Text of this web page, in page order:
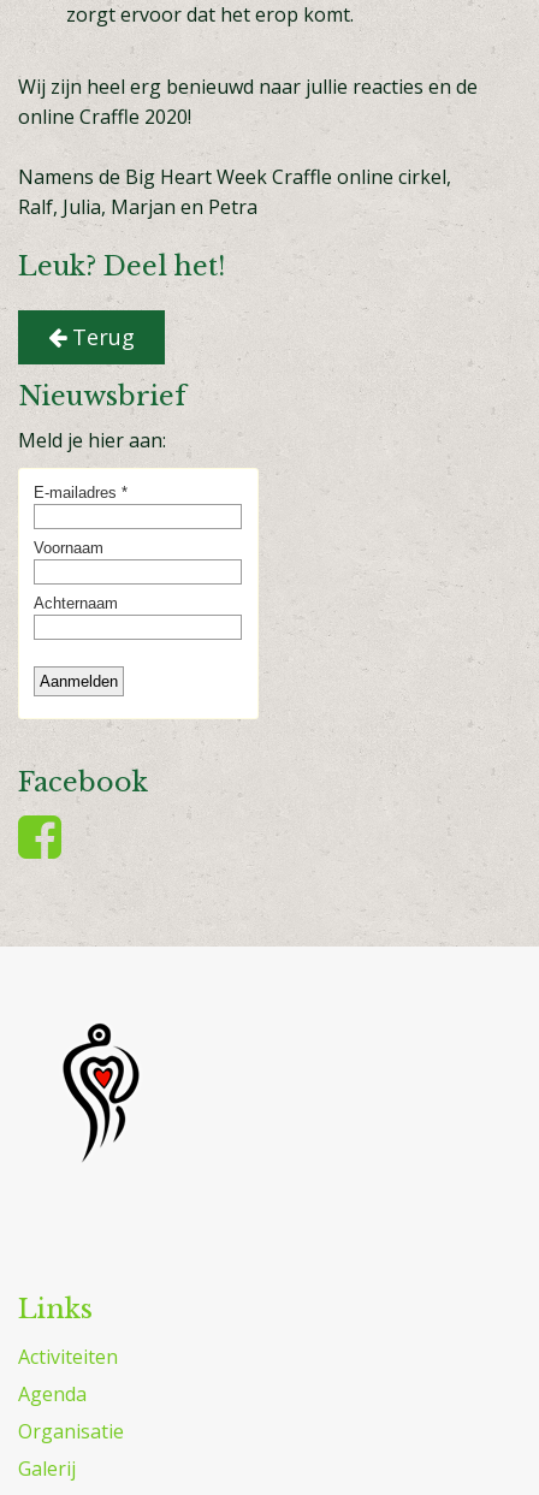
zorgt ervoor dat het erop komt.
Wij zijn heel erg benieuwd naar jullie reacties en de
online Craffle 2020!
Namens de Big Heart Week Craffle online cirkel,
Ralf, Julia, Marjan en Petra
Leuk? Deel het!
Terug
Nieuwsbrief
Meld je hier aan:
Facebook
Links
Activiteiten
Agenda
Organisatie
Galerij